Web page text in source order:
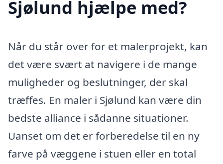
Sjølund hjælpe med?
Når du står over for et malerprojekt, kan
det være svært at navigere i de mange
muligheder og beslutninger, der skal
træffes. En maler i Sjølund kan være din
bedste alliance i sådanne situationer.
Uanset om det er forberedelse til en ny
farve på væggene i stuen eller en total